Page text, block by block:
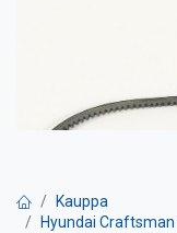
Kauppa
Hyundai